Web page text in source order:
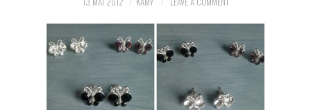
BEAUTY
LIFESTYLE
CONTACT